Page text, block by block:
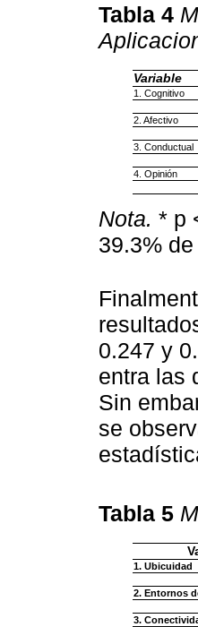
Tabla 4
Variable
1. Cognitivo
2. Afectivo
3. Conductual
4. Opinión
Nota. * p
39.3%
0.247 y
entra las
Sin
se
Tabla 5
1. Ubicuidad
2. Entornos
3.